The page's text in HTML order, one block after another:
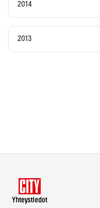
2014
2013
Yhteystiedot